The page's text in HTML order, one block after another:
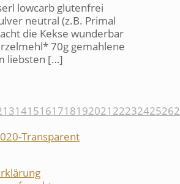
lowcarb glutenfrei
neutral (z.B. Primal
die Kekse wunderbar
70g gemahlene
liebsten […]
131415161718192021 2223242526